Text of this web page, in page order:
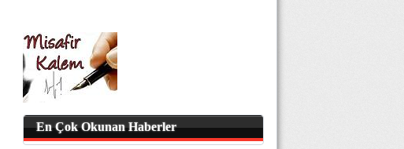
En Çok Okunan Haberler